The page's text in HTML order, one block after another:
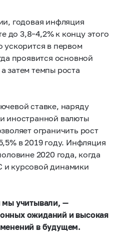
годовая инфляция
до3,8–4,2%к концу этого
ускорится в первом
проявится основной
затем темпы роста
ставке, наряду
иностранной валюты
ограничить рост
в 2019 году. Инфляция
2020 года, когда
курсовой динамики
мы учитывали, —
ожиданий и высокая
в будущем.